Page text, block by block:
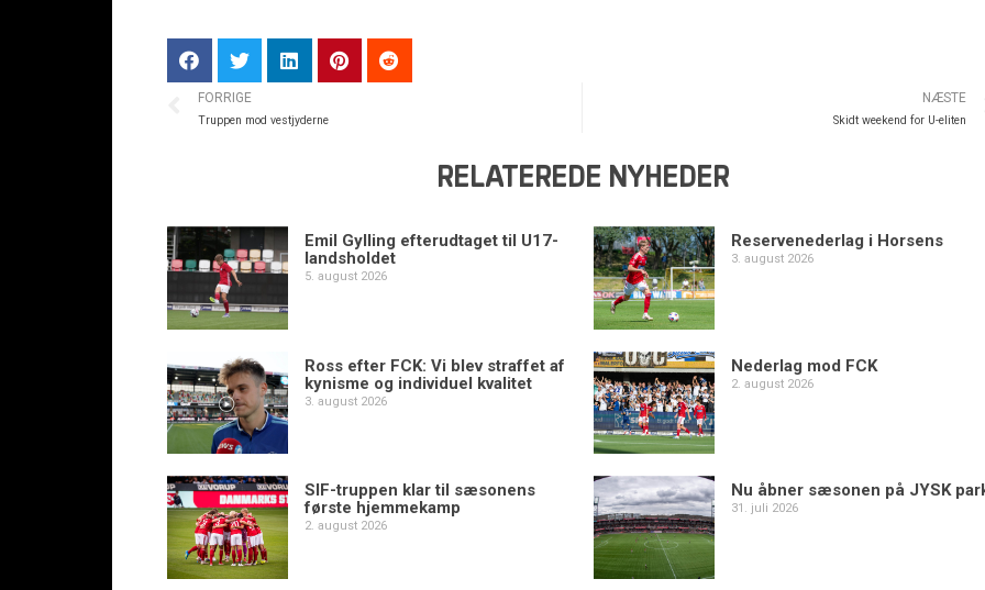
FORRIGE
Truppen mod vestjyderne
NÆSTE
Skidt weekend for U-eliten
RELATEREDE NYHEDER
Emil Gylling efterudtaget til U17-
landsholdet
5. august 2026
Reservenederlag i Horsens
3. august 2026
Ross efter FCK: Vi blev straffet af
kynisme og individuel kvalitet
3. august 2026
Nederlag mod FCK
2. august 2026
SIF-truppen klar til sæsonens
første hjemmekamp
2. august 2026
Nu åbner sæsonen på JYSK
31. juli 2026